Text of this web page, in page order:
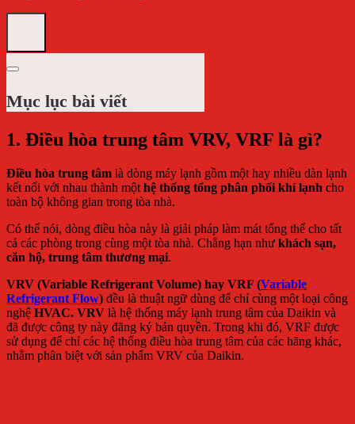
Mục lục bài viết
1. Điều hòa trung tâm VRV, VRF là gì?
Điều hòa trung tâm là dòng máy lạnh gồm một hay nhiều dàn lạnh
kết nối với nhau thành một hệ thống tổng phân phối khí lạnh cho
toàn bộ không gian trong tòa nhà.
Có thể nói, dòng điều hòa này là giải pháp làm mát tổng thể cho tất
cả các phòng trong cùng một tòa nhà. Chẳng hạn như khách sạn,
căn hộ, trung tâm thương mại.
VRV (Variable Refrigerant Volume) hay VRF (Variable
Refrigerant Flow) đều là thuật ngữ dùng để chỉ cùng một loại công
nghệ HVAC. VRV là hệ thống máy lạnh trung tâm của Daikin và
đã được công ty này đăng ký bản quyền. Trong khi đó, VRF được
sử dụng để chỉ các hệ thống điều hòa trung tâm của các hãng khác,
nhằm phân biệt với sản phẩm VRV của Daikin.